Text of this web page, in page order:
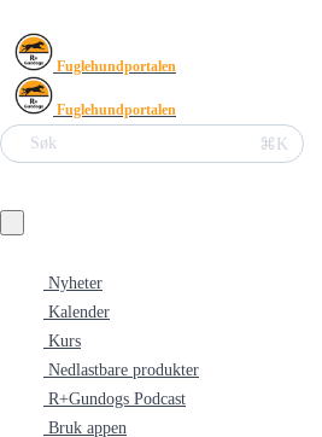
Fuglehundportalen
Fuglehundportalen
Søk ⌘K
Nyheter
Kalender
Kurs
Nedlastbare produkter
R+Gundogs Podcast
Bruk appen